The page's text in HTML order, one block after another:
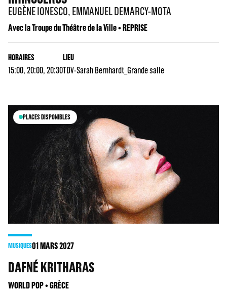
EUGÈNE IONESCO, EMMANUEL DEMARCY-MOTA
Avec la Troupe du Théâtre de la Ville • REPRISE
HORAIRES
15:00, 20:00, 20:30
LIEU
TDV-Sarah Bernhardt_Grande salle
PLACES DISPONIBLES
MUSIQUES01MARS 2027
DAFNÉ KRITHARAS
WORLD POP • GRÈCE